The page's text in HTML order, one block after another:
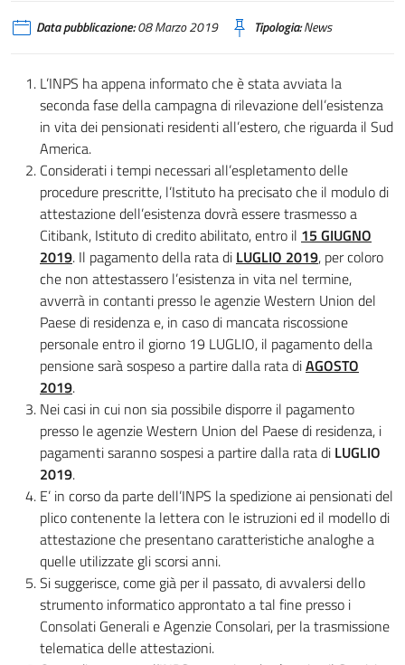
Data pubblicazione:08 Marzo 2019 Tipologia:News
L’INPS ha appena informato che è stata avviata la
seconda fase della campagna di rilevazione dell’esistenza
in vita dei pensionati residenti all’estero, che riguarda il Sud
America.
Considerati i tempi necessari all’espletamento delle
procedure prescritte, l’Istituto ha precisato che il modulo di
attestazione dell’esistenza dovrà essere trasmesso a
Citibank, Istituto di credito abilitato, entro il 15 GIUGNO
2019. Il pagamento della rata di LUGLIO 2019, per coloro
che non attestassero l’esistenza in vita nel termine,
avverrà in contanti presso le agenzie Western Union del
Paese di residenza e, in caso di mancata riscossione
personale entro il giorno 19 LUGLIO, il pagamento della
pensione sarà sospeso a partire dalla rata diAGOSTO
2019.
Nei casi in cui non sia possibile disporre il pagamento
presso le agenzie Western Union del Paese di residenza, i
pagamenti saranno sospesi a partire dalla rata di LUGLIO
2019.
E’ in corso da parte dell’INPS la spedizione ai pensionati del
plico contenente la lettera con le istruzioni ed il modello di
attestazione che presentano caratteristiche analoghe a
quelle utilizzate gli scorsi anni.
Si suggerisce, come già per il passato, di avvalersi dello
strumento informatico approntato a tal fine presso i
Consolati Generali e Agenzie Consolari, per la trasmissione
telematica delle attestazioni.